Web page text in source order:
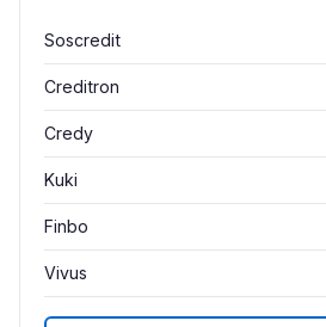
Soscredit
Creditron
Credy
Kuki
Finbo
Vivus